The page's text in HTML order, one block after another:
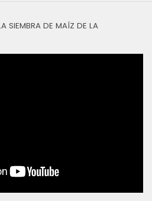
SIEMBRA DE MAÍZ DE LA